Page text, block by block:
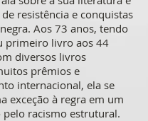
resistência e conquistas
Aos 73 anos, tendo
primeiro livro aos 44
diversos livros
prêmios e
internacional, ela se
exceção à regra em um
pelo racismo estrutural.